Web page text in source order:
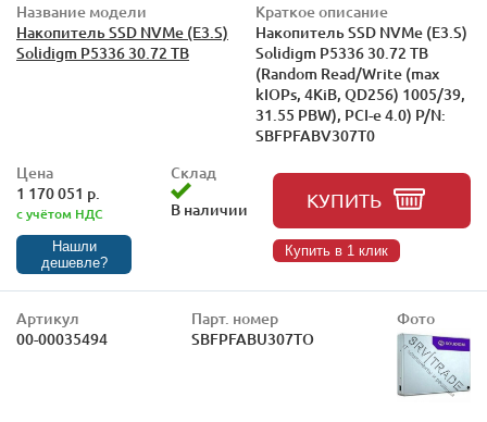
Название модели
Накопитель SSD NVMe (E3.S)
Solidigm P5336 30.72 TB
Краткое описание
Накопитель SSD NVMe (E3.S)
Solidigm P5336 30.72 TB
(Random Read/Write (max
kIOPs, 4KiB, QD256) 1005/39,
31.55 PBW), PCI-e 4.0) P/N:
SBFPFABV307T0
Цена
1 170 051 р.
с учётом НДС
Нашли
дешевле?
Склад
В наличии
КУПИТЬ
Купить в 1 клик
Артикул
00-00035494
Парт. номер
SBFPFABU307TO
Фото